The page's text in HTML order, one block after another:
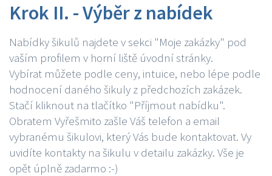
Krok II. - Výběr z nabídek
Nabídky šikulů najdete v sekci "Moje zakázky" pod
vaším profilem v horní liště úvodní stránky.
Vybírat můžete podle ceny, intuice, nebo lépe podle
hodnocení daného šikuly z předchozích zakázek.
Stačí kliknout na tlačítko "Příjmout nabídku".
Obratem Vyřešmito zašle Váš telefon a email
vybranému šikulovi, který Vás bude kontaktovat. Vy
uvidíte kontakty na šikulu v detailu zakázky. Vše je
opět úplně zadarmo :-)